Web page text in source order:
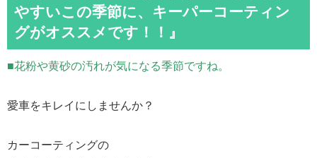
やすいこの季節に、キーパーコーティン
グがオススメです！！』
■花粉や黄砂の汚れが気になる季節ですね。
愛車をキレイにしませんか？
カーコーティングの